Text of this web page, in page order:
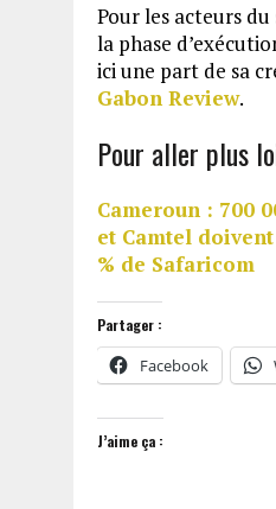
Pour les acteurs
la phase
ici une part de sa
Gabon Review.
Pour aller plus
Cameroun : 700
et Camtel
% de Safaricom
Partager :
Facebook
J’aime ça :